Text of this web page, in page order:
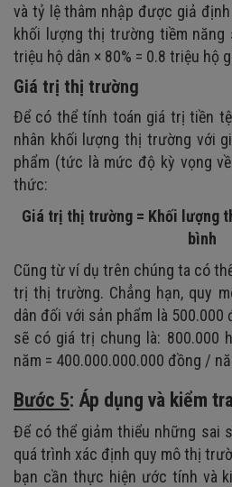
và tỷ lệ thâm nhập được giả
khối lượng thị trường tiềm năng
triệu hộ dân × 80% = 0.8 triệu hộ
Giá trị thị trường
Để có thể tính toán giá trị tiền
nhân khối lượng thị trường với
phẩm (tức là mức độ kỳ vọng
thức:
Giá trị thị trường = Khối lượng
bình
Cũng từ ví dụ trên chúng ta có
trị thị trường. Chẳng hạn, quy
dân đối với sản phẩm là
sẽ có giá trị chung là: 800.000
năm = 400.000.000.000 đồng /
Bước 5: Áp dụng và kiểm tra
Để có thể giảm thiểu những sai
quá trình xác định quy mô thị
bạn cần thực hiện ước tính và